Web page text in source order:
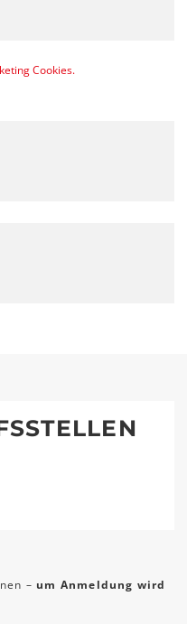
Cookies.
– um Anmeldung wird